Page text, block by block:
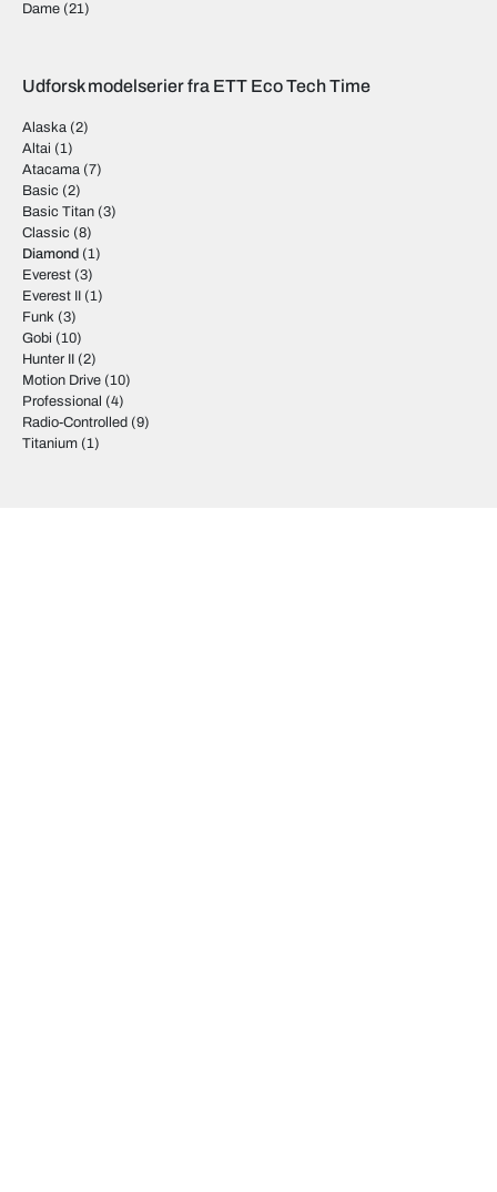
Dame (21)
Udforsk modelserier fra ETT Eco Tech Time
Alaska (2)
Altai (1)
Atacama (7)
Basic (2)
Basic Titan (3)
Classic (8)
Diamond (1)
Everest (3)
Everest II (1)
Funk (3)
Gobi (10)
Hunter II (2)
Motion Drive (10)
Professional (4)
Radio-Controlled (9)
Titanium (1)